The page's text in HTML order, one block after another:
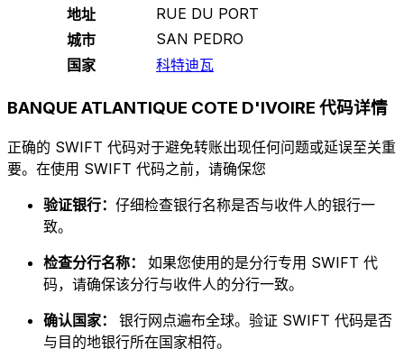
地址
RUE DU PORT
城市
SAN PEDRO
国家
科特迪瓦
BANQUE ATLANTIQUE COTE D'IVOIRE 代码详情
正确的 SWIFT 代码对于避免转账出现任何问题或延误至关重
要。在使用 SWIFT 代码之前，请确保您
验证银行： 仔细检查银行名称是否与收件人的银行一
致。
检查分行名称： 如果您使用的是分行专用 SWIFT 代
码，请确保该分行与收件人的分行一致。
确认国家： 银行网点遍布全球。验证 SWIFT 代码是否
与目的地银行所在国家相符。